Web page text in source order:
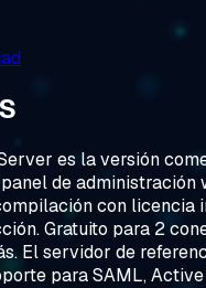
es la versión
de administración
con licencia
Gratuito para 2
El servidor de
para SAML,